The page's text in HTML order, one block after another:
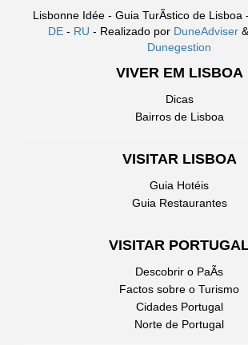
Lisbonne Idée - Guia TurÃ­stico de Lisboa -
DE - RU - Realizado por DuneAdviser
Dunegestion
VIVER EM LISBOA
Dicas
Bairros de Lisboa
VISITAR LISBOA
Guia Hotéis
Guia Restaurantes
VISITAR
Descobrir o PaÃ­s
Factos sobre o Turismo
Cidades Portugal
Norte de Portugal